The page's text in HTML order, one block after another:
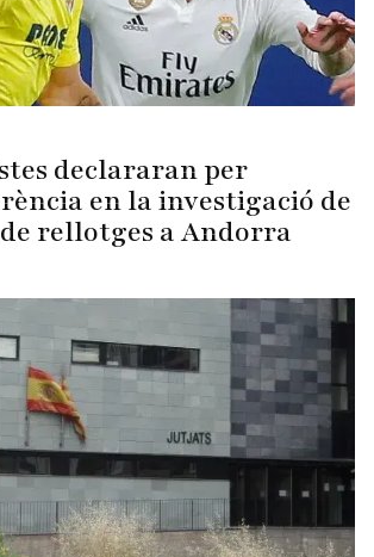
declararan per
en la investigació de
rellotges a Andorra